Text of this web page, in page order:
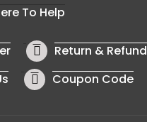
To Help
Return & Refund
Coupon Code